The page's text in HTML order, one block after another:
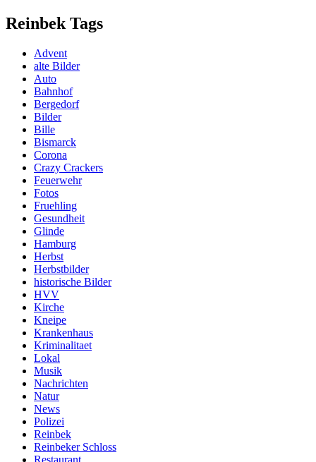
Reinbek Tags
Advent
alte Bilder
Auto
Bahnhof
Bergedorf
Bilder
Bille
Bismarck
Corona
Crazy Crackers
Feuerwehr
Fotos
Fruehling
Gesundheit
Glinde
Hamburg
Herbst
Herbstbilder
historische Bilder
HVV
Kirche
Kneipe
Krankenhaus
Kriminalitaet
Lokal
Musik
Nachrichten
Natur
News
Polizei
Reinbek
Reinbeker Schloss
Restaurant